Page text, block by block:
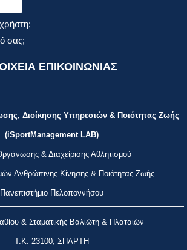
σας;
ΕΠΙΚΟΙΝΩΝΙΑΣ
Διοίκησης Υπηρεσιών & Ποιότητας Ζωής
(iSportManagement LAB)
& Διαχείρισης Αθλητισμού
Ανθρώπινης Κίνησης & Ποιότητας Ζωής
Πανεπιστήμιο Πελοποννήσου
& Σταματικής Βαλιώτη & Πλαταιών
Τ.Κ. 23100, ΣΠΑΡΤΗ